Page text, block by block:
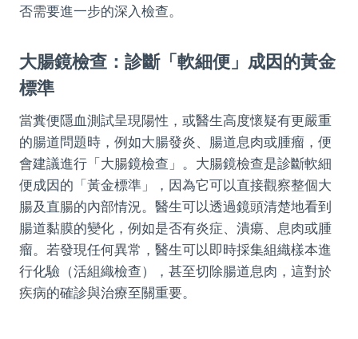
否需要進一步的深入檢查。
大腸鏡檢查：診斷「軟細便」成因的黃金
標準
當糞便隱血測試呈現陽性，或醫生高度懷疑有更嚴重
的腸道問題時，例如大腸發炎、腸道息肉或腫瘤，便
會建議進行「大腸鏡檢查」。大腸鏡檢查是診斷軟細
便成因的「黃金標準」，因為它可以直接觀察整個大
腸及直腸的內部情況。醫生可以透過鏡頭清楚地看到
腸道黏膜的變化，例如是否有炎症、潰瘍、息肉或腫
瘤。若發現任何異常，醫生可以即時採集組織樣本進
行化驗（活組織檢查），甚至切除腸道息肉，這對於
疾病的確診與治療至關重要。